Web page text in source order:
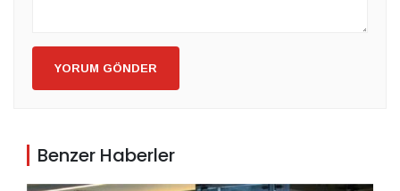
YORUM GÖNDER
Benzer Haberler